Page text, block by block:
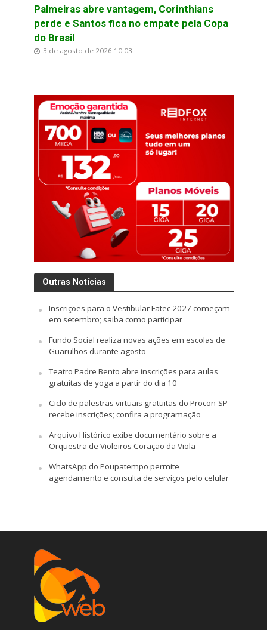
Palmeiras abre vantagem, Corinthians
perde e Santos fica no empate pela Copa
do Brasil
3 de agosto de 2026 10:03
Outras Notícias
Inscrições para o Vestibular Fatec 2027 começam
em setembro; saiba como participar
Fundo Social realiza novas ações em escolas de
Guarulhos durante agosto
Teatro Padre Bento abre inscrições para aulas
gratuitas de yoga a partir do dia 10
Ciclo de palestras virtuais gratuitas do Procon-SP
recebe inscrições; confira a programação
Arquivo Histórico exibe documentário sobre a
Orquestra de Violeiros Coração da Viola
WhatsApp do Poupatempo permite
agendamento e consulta de serviços pelo celular